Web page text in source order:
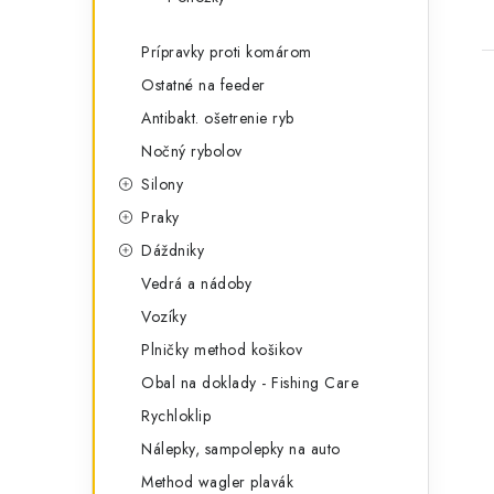
Prípravky proti komárom
Ostatné na feeder
Antibakt. ošetrenie ryb
Nočný rybolov
Silony
Praky
Dáždniky
Vedrá a nádoby
Vozíky
Plničky method košikov
Obal na doklady - Fishing Care
Rychloklip
Nálepky, sampolepky na auto
Method wagler plavák